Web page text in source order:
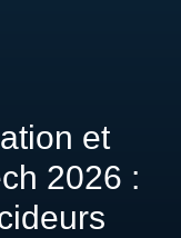
et
2026 :